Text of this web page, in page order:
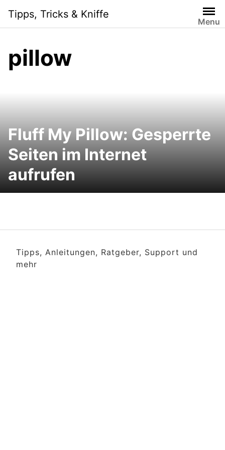
content
Tipps, Tricks & Kniffe
Menu
pillow
Fluff My Pillow: Gesperrte
Seiten im Internet
aufrufen
Tipps, Anleitungen, Ratgeber, Support und
mehr